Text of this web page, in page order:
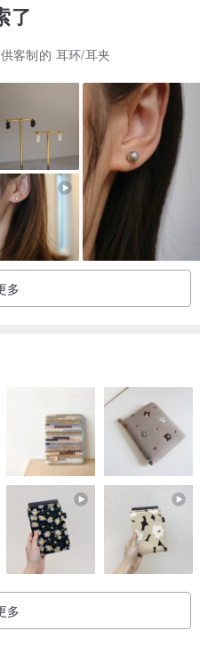
1899 年
、5.0mmUP
了
客制的 耳环/耳夹
多
多